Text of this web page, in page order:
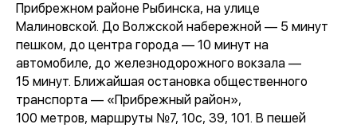
Прибрежном районе Рыбинска, на улице
Малиновской. До Волжской набережной — 5 минут
пешком, до центра города — 10 минут на
автомобиле, до железнодорожного вокзала —
15 минут. Ближайшая остановка общественного
транспорта — «Прибрежный район»,
100 метров, маршруты №7, 10с, 39, 101. В пешей